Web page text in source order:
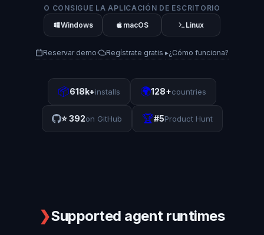
O CONSIGUE LA APLICACIÓN DE ESCRITORIO
Windows
macOS Linux
Reservar demo· Regístrate gratis·▸¿Cómo funciona?
📦618k+installs 🌍128+countries
⭐392on GitHub 🏆#5Product Hunt
❯Supported agent runtimes